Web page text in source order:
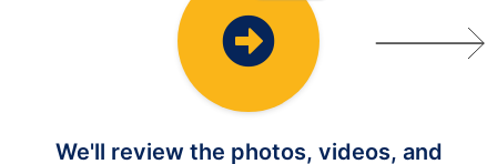
We'll review the photos, videos, and